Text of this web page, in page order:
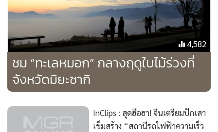
4,582
ชม “ทะเลหมอก” กลางฤดูใบไม้ร่วงที่
จังหวัดมิยะซากิ
InClips : สุดฮือฮา! จีนเตรียมปักเสา
เข็มสร้าง “สถานีรถไฟฟ้าความเร็ว